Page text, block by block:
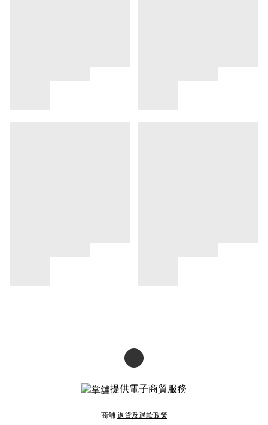
提供電子商貿服務
商舖 退貨及退款政策